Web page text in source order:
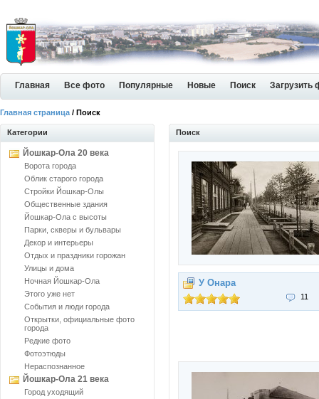
Главная Все фото Популярные Новые Поиск Загрузить
Главная страница / Поиск
Категории
Йошкар-Ола 20 века
Ворота города
Облик старого города
Стройки Йошкар-Олы
Общественные здания
Йошкар-Ола с высоты
Парки, скверы и бульвары
Декор и интерьеры
Отдых и праздники горожан
Улицы и дома
Ночная Йошкар-Ола
Этого уже нет
События и люди города
Открытки, официальные фото
города
Редкие фото
Фотоэтюды
Нераспознанное
Йошкар-Ола 21 века
Город уходящий
Поиск
У Онара
11